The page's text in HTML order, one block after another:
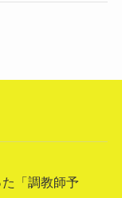
「調教師予